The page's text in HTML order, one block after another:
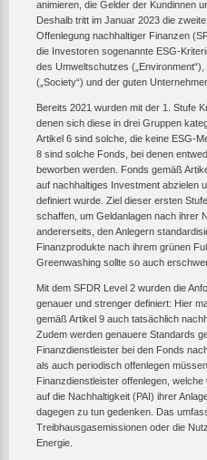
animieren, die Gelder der Kundinnen
Deshalb tritt im Januar 2023 die
Offenlegung nachhaltiger Finanzen
die Investoren sogenannte ESG-
des Umweltschutzes
(„Society“) und der guten
Bereits 2021 wurden mit der 1. Stufe
denen sich diese in drei Gruppen
Artikel 6 sind solche, die keine ESG-
8 sind solche Fonds, bei denen
beworben werden. Fonds gemäß
auf nachhaltiges Investment abzielen
definiert wurde. Ziel dieser ersten
schaffen, um Geldanlagen nach ihrer
andererseits, den Anlegern
Finanzprodukte nach ihrem grünen
Greenwashing sollte so auch
Mit dem SFDR Level 2 wurden die
genauer und strenger definiert: Hier
gemäß Artikel 9 auch tatsächlich
Zudem werden genauere Standards
Finanzdienstleister bei den Fonds
als auch periodisch offenlegen
Finanzdienstleister offenlegen,
auf die Nachhaltigkeit (PAI) ihrer
dagegen zu tun gedenken. Das
Treibhausgasemissionen oder die
Energie.